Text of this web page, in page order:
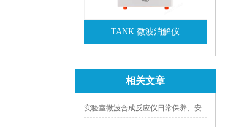
TANK 微波消解仪
查看详情
相关文章
实验室微波合成反应仪日常保养、安